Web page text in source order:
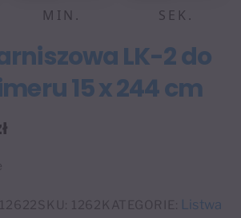
MIN. SEK.
LK-2 do
15 x 244 cm
SKU: 1262 KATEGORIE: Listwa